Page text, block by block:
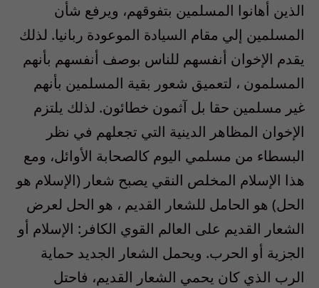
الذين أهانوا المسلمين بتفوقهم، ويرفع شأن
المسلمين إلي مقام السيادة الموعودة ربانيا. لذلك
يقدم الإخوان أنفسهم للناس بوصف أنفسهم بأنهم
المسلمون ، لتعميق شعور بقية المسلمين بأنهم
غير مسلمين حقا بل آثمون خطائون. لذلك يلتزم
الإخوان المظاهر الدينية التي تجعلهم في نظر
البسطاء من مسلمي اليوم كالصحابة الأوائل، ومع
هذا الإسلام المخلص النقي يصبح شعار (الإسلام هو
الحل) هو الحامل للشعار القديم ، هو الحل لعرض
الشعار القديم على العالم القوي الكافر: الإسلام أو
الجزية أو الحرب. ويحمل الشعار الجديد حماية
الرب الذي كان يحمي الشعار القديم، فاحتل